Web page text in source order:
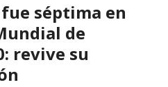
séptima en
de
revive su